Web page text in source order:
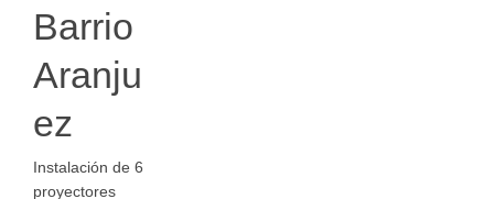
Barrio
Aranju
ez
Instalación de 6
proyectores